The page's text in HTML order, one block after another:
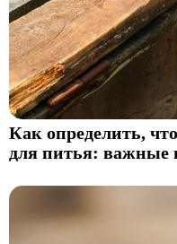
Как определить,
для питья: важные